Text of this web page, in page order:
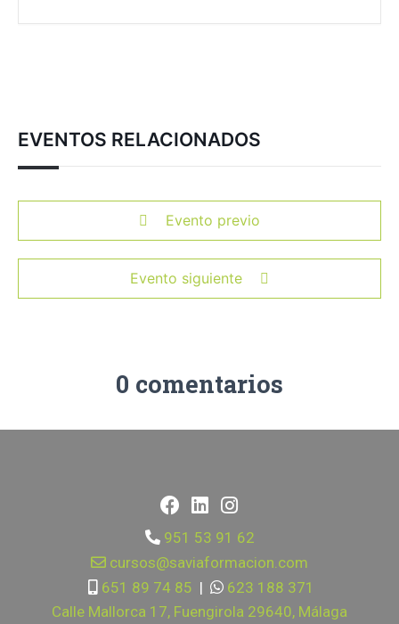
EVENTOS RELACIONADOS
Evento previo
Evento siguiente
0 comentarios
951 53 91 62
cursos@saviaformacion.com
651 89 74 85 |
623 188 371
Calle Mallorca 17, Fuengirola 29640, Málaga